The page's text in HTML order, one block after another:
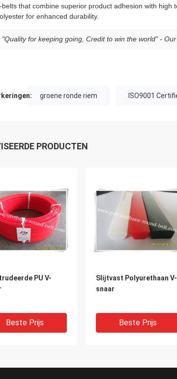
belts that combine superior product adhesion with
for enhanced durability.
"Quality for keeping going, Credit to win the world" -
groene ronde riem ISO9001
PRODUCTEN
PU V-
Beste Prijs
Slijtvast Polyurethaan V-
snaar
Beste Prijs